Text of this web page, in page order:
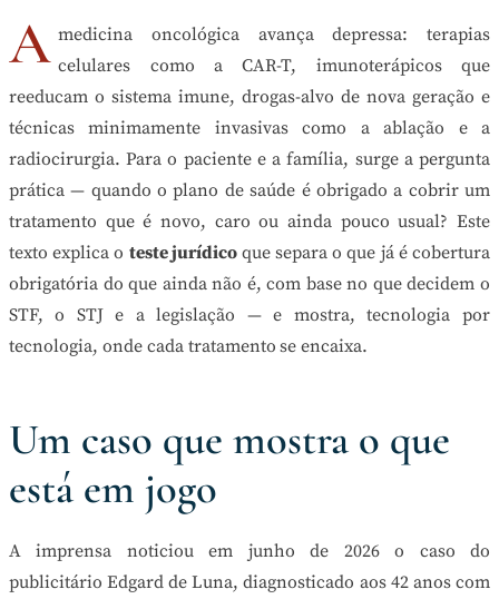
A medicina oncológica avança depressa: terapias
celulares como a CAR-T, imunoterápicos que
reeducam o sistema imune, drogas-alvo de nova geração e
técnicas minimamente invasivas como a ablação e a
radiocirurgia. Para o paciente e a família, surge a pergunta
prática — quando o plano de saúde é obrigado a cobrir um
tratamento que é novo, caro ou ainda pouco usual? Este
texto explica o teste jurídicoque separa o que já é cobertura
obrigatória do que ainda não é, com base no que decidem o
STF, o STJ e a legislação — e mostra, tecnologia por
tecnologia, onde cada tratamento se encaixa.
Um caso que mostra o que
está em jogo
A imprensa noticiou em junho de 2026 o caso do
publicitário Edgard de Luna, diagnosticado aos 42 anos com